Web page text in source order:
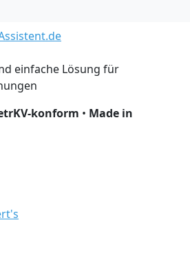
einfache Lösung für
konform • Made in